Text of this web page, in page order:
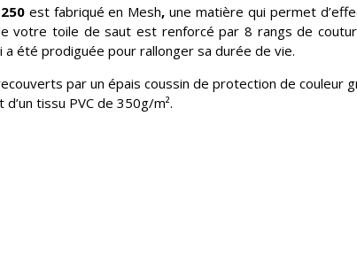
est fabriqué en Mesh, une matière qui permet
votre toile de saut est renforcé par 8 rangs de
été prodiguée pour rallonger sa durée de vie.
par un épais coussin de protection de couleur
tissu PVC de 350g/m².